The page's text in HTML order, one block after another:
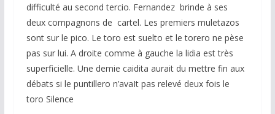
difficulté au second tercio. Fernandez brinde à ses
deux compagnons de cartel. Les premiers muletazos
sont sur le pico. Le toro est suelto et le torero ne pèse
pas sur lui. A droite comme à gauche la lidia est très
superficielle. Une demie caidita aurait du mettre fin aux
débats si le puntillero n’avaIt pas relevé deux fois le
toro Silence